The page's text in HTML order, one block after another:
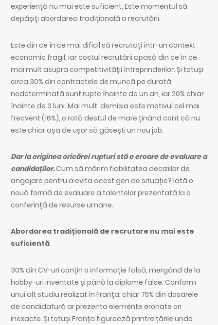
experiență nu mai este suficient. Este momentul să
depășiți abordarea tradițională a recrutării.
Este din ce în ce mai dificil să recrutați într-un context
economic fragil, iar costul recrutării apasă din ce în ce
mai mult asupra competitivității întreprinderilor. Și totuși
circa 30% din contractele de muncă pe durată
nedeterminată sunt rupte înainte de un an, iar 20% chiar
înainte de 3 luni. Mai mult, demisia este motivul cel mai
frecvent (16%), o rată destul de mare ținând cont că nu
este chiar așa de ușor să găsești un nou job.
Dar la originea oricărei rupturi stă o eroare de evaluare a
candidaților.Cum să mărim fiabilitatea deciziilor de
angajare pentru a evita acest gen de situație? Iată o
nouă formă de evaluare a talentelor prezentată la o
conferință de resurse umane.
Abordarea tradițională de recrutare nu mai este
suficientă
30% din CV-uri conțin o informație falsă, mergând de la
hobby-uri inventate și până la diplome false. Conform
unui alt studiu realizat în Franța, chiar 75% din dosarele
de candidatură ar prezenta elemente eronate ori
inexacte. Și totuși Franța figurează printre țările unde